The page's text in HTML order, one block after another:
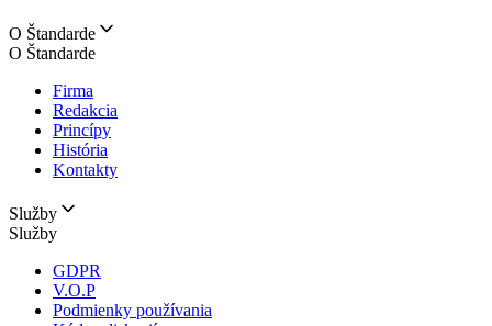
O Štandarde
O Štandarde
Firma
Redakcia
Princípy
História
Kontakty
Služby
Služby
GDPR
V.O.P
Podmienky používania